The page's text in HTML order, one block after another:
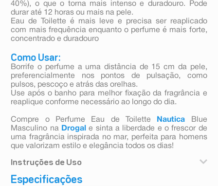
40%), o que o torna mais intenso e duradouro. Pode
durar até 12 horas ou mais na pele.
Eau de Toilette é mais leve e precisa ser reaplicado
com mais frequência enquanto o perfume é mais forte,
concentrado e duradouro
Como Usar:
Borrife o perfume a uma distância de 15 cm da pele,
preferencialmente nos pontos de pulsação, como
pulsos, pescoço e atrás das orelhas.
Use após o banho para melhor fixação da fragrância e
reaplique conforme necessário ao longo do dia.
Compre o Perfume Eau de Toilette Nautica
Blue
Masculino na Drogal
e sinta a liberdade e o frescor de
uma fragrância inspirada no mar, perfeita para homens
que valorizam estilo e elegância todos os dias!
Instruções de Uso
Borrife o perfume a uma distância de 15 cm da pele,
Especificações